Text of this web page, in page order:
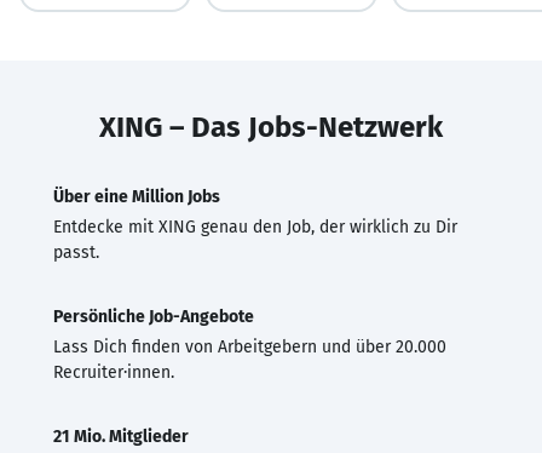
XING – Das Jobs-Netzwerk
Über eine Million Jobs
Entdecke mit XING genau den Job, der wirklich zu Dir
passt.
Persönliche Job-Angebote
Lass Dich finden von Arbeitgebern und über 20.000
Recruiter·innen.
21 Mio. Mitglieder